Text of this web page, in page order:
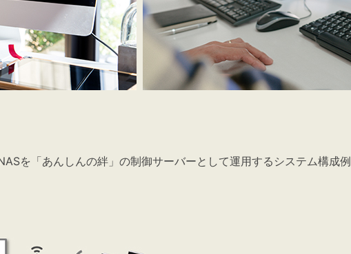
を「あんしんの絆」の制御サーバーとして運用するシステム構成例